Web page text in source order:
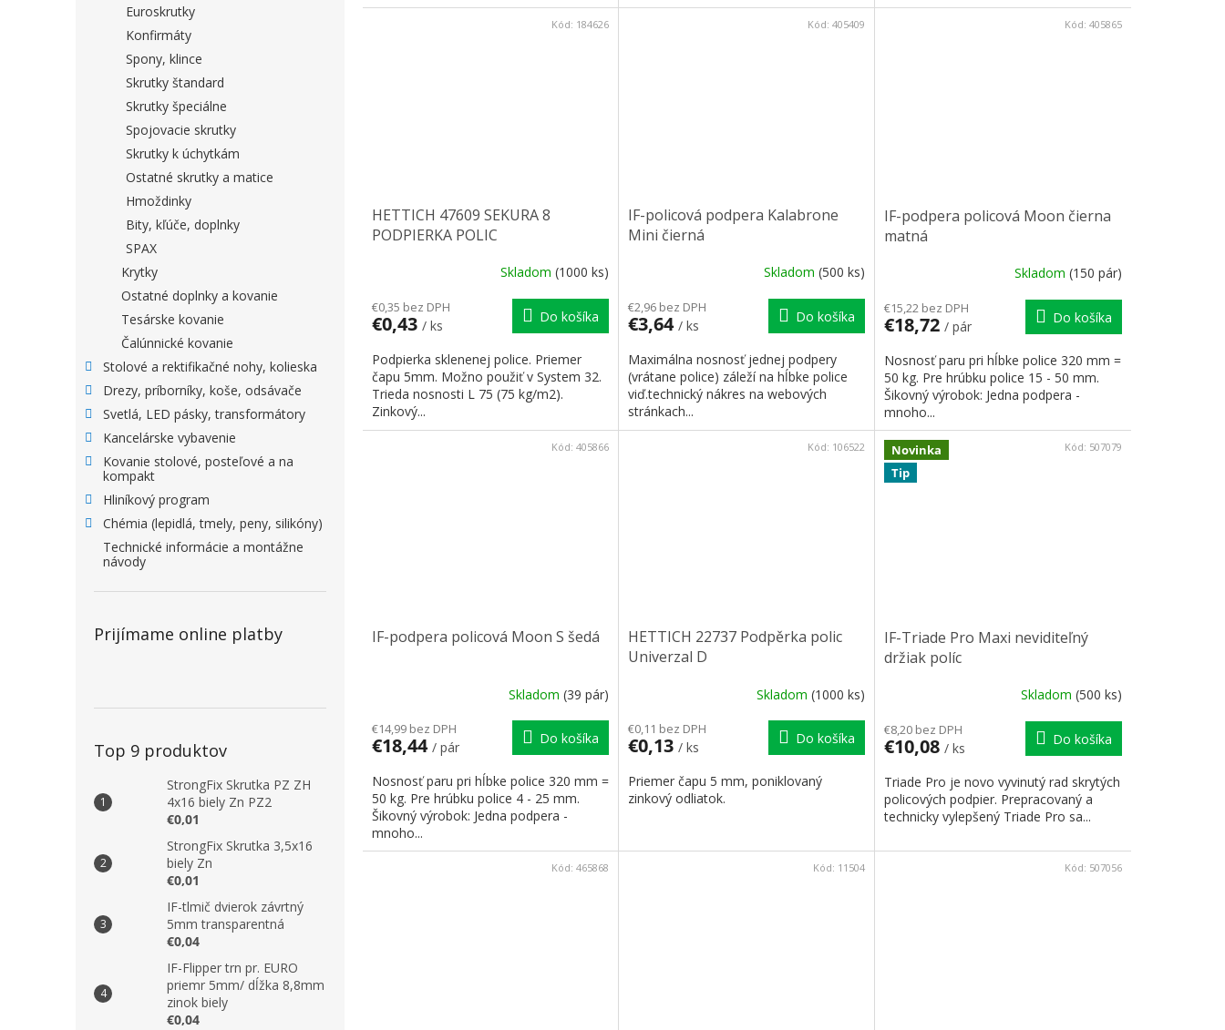
Euroskrutky
Konfirmáty
Spony, klince
Skrutky štandard
Skrutky špeciálne
Spojovacie skrutky
Skrutky k úchytkám
Ostatné skrutky a matice
Hmoždinky
Bity, kľúče, doplnky
SPAX
Krytky
Ostatné doplnky a kovanie
Tesárske kovanie
Čalúnnické kovanie
Stolové a rektifikačné nohy, kolieska
Drezy, príborníky, koše, odsávače
Svetlá, LED pásky, transformátory
Kancelárske vybavenie
Kovanie stolové, posteľové a na
kompakt
Hliníkový program
Chémia (lepidlá, tmely, peny, silikóny)
Technické informácie a montážne
návody
Prijímame online platby
Top 9 produktov
StrongFix Skrutka PZ ZH
4x16 biely Zn PZ2
€0,01
StrongFix Skrutka 3,5x16
biely Zn
€0,01
IF-tlmič dvierok závrtný
5mm transparentná
€0,04
IF-Flipper trn pr. EURO
priemr 5mm/ dĺžka 8,8mm
zinok biely
€0,04
HETTICH 47609 SEKURA 8
PODPIERKA POLIC
Skladom (1000 ks)
€0,35 bez DPH
€0,43 / ks
Do košíka
Podpierka sklenenej police. Priemer
čapu 5mm. Možno použiť v System 32.
Trieda nosnosti L 75 (75 kg/m2).
Zinkový...
Kód: 184626
IF-policová podpera Kalabrone
Mini čierná
Skladom (500 ks)
€2,96 bez DPH
€3,64 / ks
Do košíka
Maximálna nosnosť jednej podpery
(vrátane police) záleží na hĺbke police
viď.technický nákres na webových
stránkach...
Kód: 405409
IF-podpera policová Moon čierna
matná
Skladom (150 pár)
€15,22 bez DPH
€18,72 / pár
Do košíka
Nosnosť paru pri hĺbke police 320 mm =
50 kg. Pre hrúbku police 15 - 50 mm.
Šikovný výrobok: Jedna podpera -
mnoho...
Kód: 405865
IF-podpera policová Moon S šedá
Skladom (39 pár)
€14,99 bez DPH
€18,44 / pár
Do košíka
Nosnosť paru pri hĺbke police 320 mm =
50 kg. Pre hrúbku police 4 - 25 mm.
Šikovný výrobok: Jedna podpera -
mnoho...
Kód: 405866
HETTICH 22737 Podpěrka polic
Univerzal D
Skladom (1000 ks)
€0,11 bez DPH
€0,13 / ks
Do košíka
Priemer čapu 5 mm, poniklovaný
zinkový odliatok.
Kód: 106522
Novinka
Tip
IF-Triade Pro Maxi neviditeľný
držiak políc
Skladom (500 ks)
€8,20 bez DPH
€10,08 / ks
Do košíka
Triade Pro je novo vyvinutý rad skrytých
policových podpier. Prepracovaný a
technicky vylepšený Triade Pro sa...
Kód: 507079
Kód: 465868 Kód: 11504 Kód: 507056